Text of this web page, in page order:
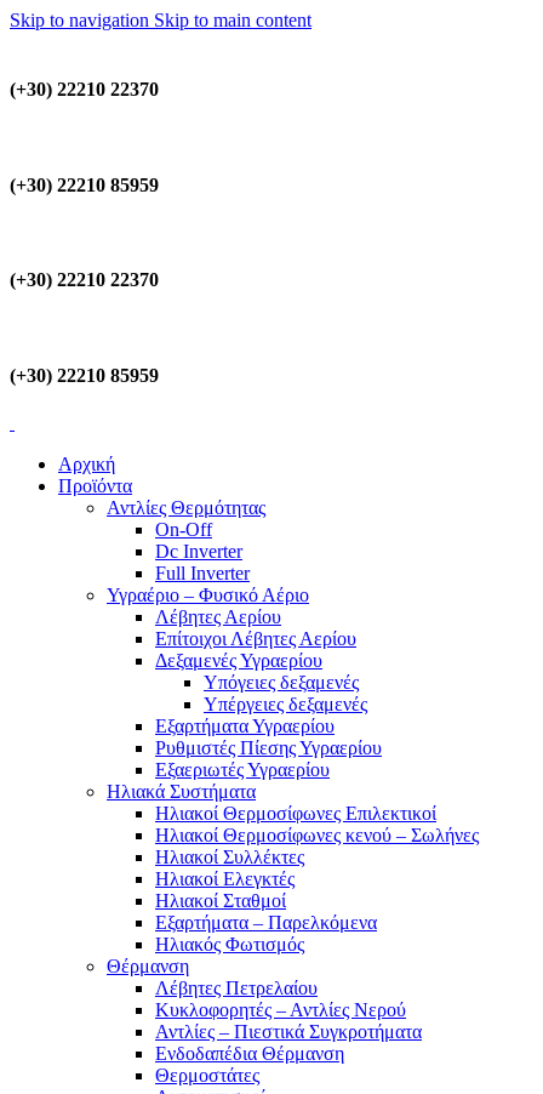
Skip to navigation Skip to main content
(+30) 22210 22370
(+30) 22210 85959
(+30) 22210 22370
(+30) 22210 85959
Αρχική
Προϊόντα
Αντλίες Θερμότητας
On-Off
Dc Inverter
Full Inverter
Υγραέριο – Φυσικό Αέριο
Λέβητες Αερίου
Επίτοιχοι Λέβητες Αερίου
Δεξαμενές Υγραερίου
Υπόγειες δεξαμενές
Υπέργειες δεξαμενές
Εξαρτήματα Υγραερίου
Ρυθμιστές Πίεσης Υγραερίου
Εξαεριωτές Υγραερίου
Ηλιακά Συστήματα
Ηλιακοί Θερμοσίφωνες Επιλεκτικοί
Ηλιακοί Θερμοσίφωνες κενού – Σωλήνες
Ηλιακοί Συλλέκτες
Ηλιακοί Ελεγκτές
Ηλιακοί Σταθμοί
Εξαρτήματα – Παρελκόμενα
Ηλιακός Φωτισμός
Θέρμανση
Λέβητες Πετρελαίου
Κυκλοφορητές – Αντλίες Νερού
Αντλίες – Πιεστικά Συγκροτήματα
Ενδοδαπέδια Θέρμανση
Θερμοστάτες